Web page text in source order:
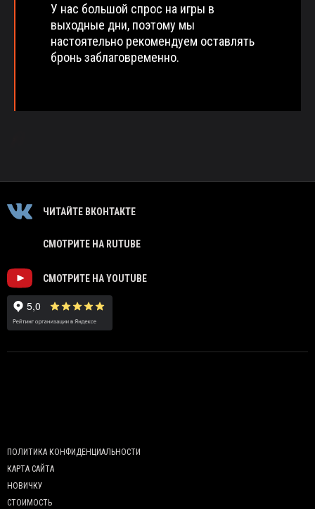
У нас большой спрос на игры в
выходные дни, поэтому мы
настоятельно рекомендуем оставлять
бронь заблаговременно.
ЧИТАЙТЕ ВКОНТАКТЕ
СМОТРИТЕ НА RUTUBE
СМОТРИТЕ НА YOUTUBE
ПОЛИТИКА КОНФИДЕНЦИАЛЬНОСТИ
КАРТА САЙТА
НОВИЧКУ
СТОИМОСТЬ